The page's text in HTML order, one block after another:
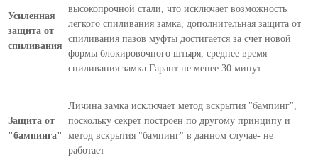
Усиленная
защита от
спиливания
высокопрочной стали, что исключает возможность
легкого спиливания замка, дополнительная защита от
спиливания пазов муфты достигается за счет новой
формы блокировочного штыря, среднее время
спиливания замка Гарант не менее 30 минут.
Защита от
"бампинга"
Личина замка исключает метод вскрытия "бампинг",
поскольку секрет построен по другому принципу и
метод вскрытия "бампинг" в данном случае- не
работает